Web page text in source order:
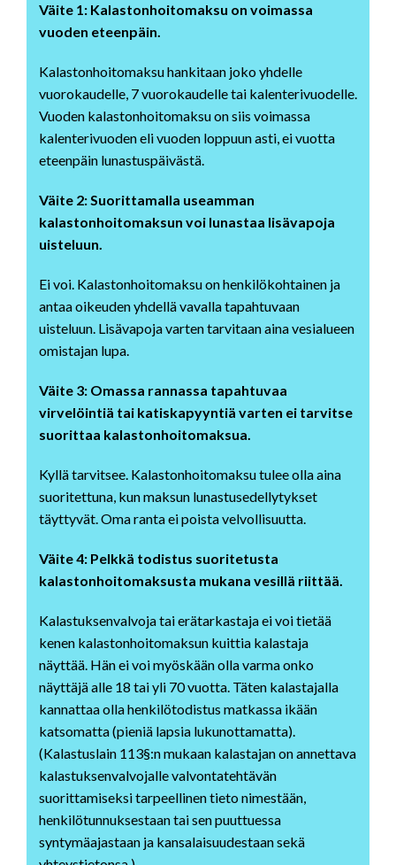
Väite 1: Kalastonhoitomaksu on voimassa
vuoden eteenpäin.
Kalastonhoitomaksu hankitaan joko yhdelle
vuorokaudelle, 7 vuorokaudelle tai kalenterivuodelle.
Vuoden kalastonhoitomaksu on siis voimassa
kalenterivuoden eli vuoden loppuun asti, ei vuotta
eteenpäin lunastuspäivästä.
Väite 2: Suorittamalla useamman
kalastonhoitomaksun voi lunastaa lisävapoja
uisteluun.
Ei voi. Kalastonhoitomaksu on henkilökohtainen ja
antaa oikeuden yhdellä vavalla tapahtuvaan
uisteluun. Lisävapoja varten tarvitaan aina vesialueen
omistajan lupa.
Väite 3: Omassa rannassa tapahtuvaa
virvelöintiä tai katiskapyyntiä varten ei tarvitse
suorittaa kalastonhoitomaksua.
Kyllä tarvitsee. Kalastonhoitomaksu tulee olla aina
suoritettuna, kun maksun lunastusedellytykset
täyttyvät. Oma ranta ei poista velvollisuutta.
Väite 4: Pelkkä todistus suoritetusta
kalastonhoitomaksusta mukana vesillä riittää.
Kalastuksenvalvoja tai erätarkastaja ei voi tietää
kenen kalastonhoitomaksun kuittia kalastaja
näyttää. Hän ei voi myöskään olla varma onko
näyttäjä alle 18 tai yli 70 vuotta. Täten kalastajalla
kannattaa olla henkilötodistus matkassa ikään
katsomatta (pieniä lapsia lukunottamatta).
(Kalastuslain 113§:n mukaan kalastajan on annettava
kalastuksenvalvojalle valvontatehtävän
suorittamiseksi tarpeellinen tieto nimestään,
henkilötunnuksestaan tai sen puuttuessa
syntymäajastaan ja kansalaisuudestaan sekä